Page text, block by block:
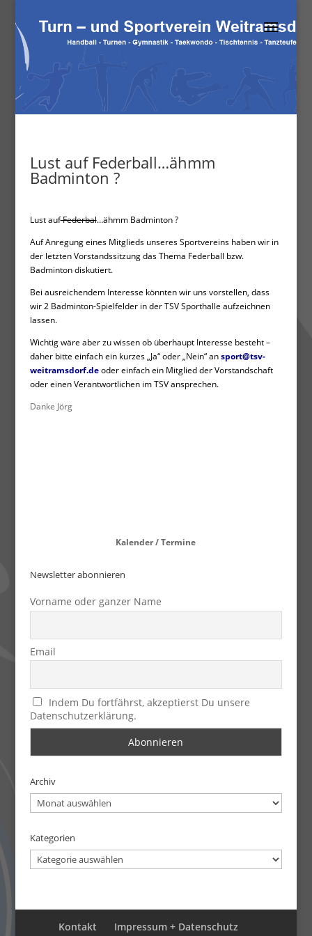
Lust auf Federball…ähmm
Badminton ?
Lust aufFederbal…ähmm Badminton ?
Auf Anregung eines Mitglieds unseres Sportvereins haben wir in
der letzten Vorstandssitzung das Thema Federball bzw.
Badminton diskutiert.
Bei ausreichendem Interesse könnten wir uns vorstellen, dass
wir 2 Badminton-Spielfelder in der TSV Sporthalle aufzeichnen
lassen.
Wichtig wäre aber zu wissen ob überhaupt Interesse besteht –
daher bitte einfach ein kurzes „Ja“ oder „Nein“ ansport@tsv-
weitramsdorf.deoder einfach ein Mitglied der Vorstandschaft
oder einen Verantwortlichen im TSV ansprechen.
Danke Jörg
Kalender / Termine
Newsletter abonnieren
Vorname oder ganzer Name
Email
Indem Du fortfährst, akzeptierst Du unsere
Datenschutzerklärung.
Archiv
Archiv
Kategorien
Kategorien
Kontakt
Impressum + Datenschutz